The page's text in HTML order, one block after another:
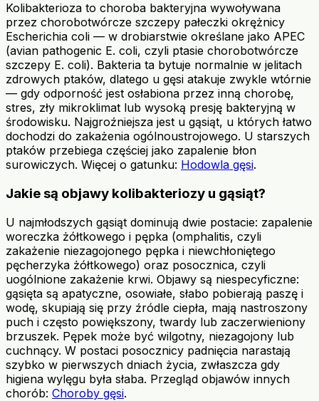
Kolibakterioza to choroba bakteryjna wywoływana
przez chorobotwórcze szczepy pałeczki okrężnicy
Escherichia coli — w drobiarstwie określane jako APEC
(avian pathogenic E. coli, czyli ptasie chorobotwórcze
szczepy E. coli). Bakteria ta bytuje normalnie w jelitach
zdrowych ptaków, dlatego u gęsi atakuje zwykle wtórnie
— gdy odporność jest osłabiona przez inną chorobę,
stres, zły mikroklimat lub wysoką presję bakteryjną w
środowisku. Najgroźniejsza jest u gąsiąt, u których łatwo
dochodzi do zakażenia ogólnoustrojowego. U starszych
ptaków przebiega częściej jako zapalenie błon
surowiczych. Więcej o gatunku: Hodowla gęsi.
Jakie są objawy kolibakteriozy u gąsiąt?
U najmłodszych gąsiąt dominują dwie postacie: zapalenie
woreczka żółtkowego i pępka (omphalitis, czyli
zakażenie niezagojonego pępka i niewchłoniętego
pęcherzyka żółtkowego) oraz posocznica, czyli
uogólnione zakażenie krwi. Objawy są niespecyficzne:
gąsięta są apatyczne, osowiałe, słabo pobierają paszę i
wodę, skupiają się przy źródle ciepła, mają nastroszony
puch i często powiększony, twardy lub zaczerwieniony
brzuszek. Pępek może być wilgotny, niezagojony lub
cuchnący. W postaci posocznicy padnięcia narastają
szybko w pierwszych dniach życia, zwłaszcza gdy
higiena wylęgu była słaba. Przegląd objawów innych
chorób: Choroby gęsi.